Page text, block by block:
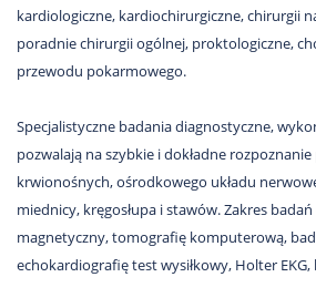
kardiologiczne, kardiochirurgiczne, chirurgii
poradnie chirurgii ogólnej, proktologiczne,
przewodu pokarmowego.
Specjalistyczne badania diagnostyczne,
pozwalają na szybkie i dokładne
krwionośnych, ośrodkowego układu
miednicy, kręgosłupa i stawów. Zakres
magnetyczny, tomografię komputerową,
echokardiografię test wysiłkowy, Holter